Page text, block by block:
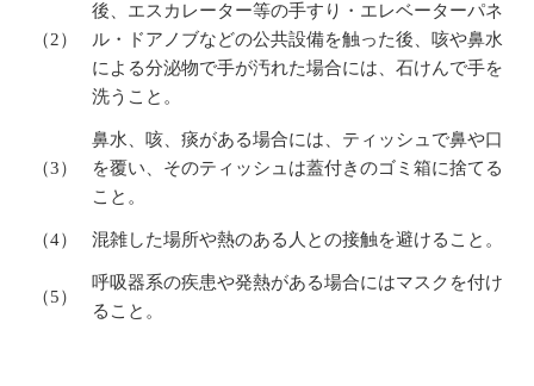
（2）
後、エスカレーター等の手すり・エレベーターパネ
ル・ドアノブなどの公共設備を触った後、咳や鼻水
による分泌物で手が汚れた場合には、石けんで手を
洗うこと。
（3）
鼻水、咳、痰がある場合には、ティッシュで鼻や口
を覆い、そのティッシュは蓋付きのゴミ箱に捨てる
こと。
（4） 混雑した場所や熱のある人との接触を避けること。
（5）
呼吸器系の疾患や発熱がある場合にはマスクを付け
ること。